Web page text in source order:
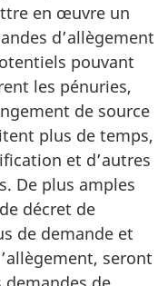
en œuvre un
d’allègement
pouvant
les pénuries,
de source
plus de temps,
et d’autres
De plus amples
décret de
de demande et
seront